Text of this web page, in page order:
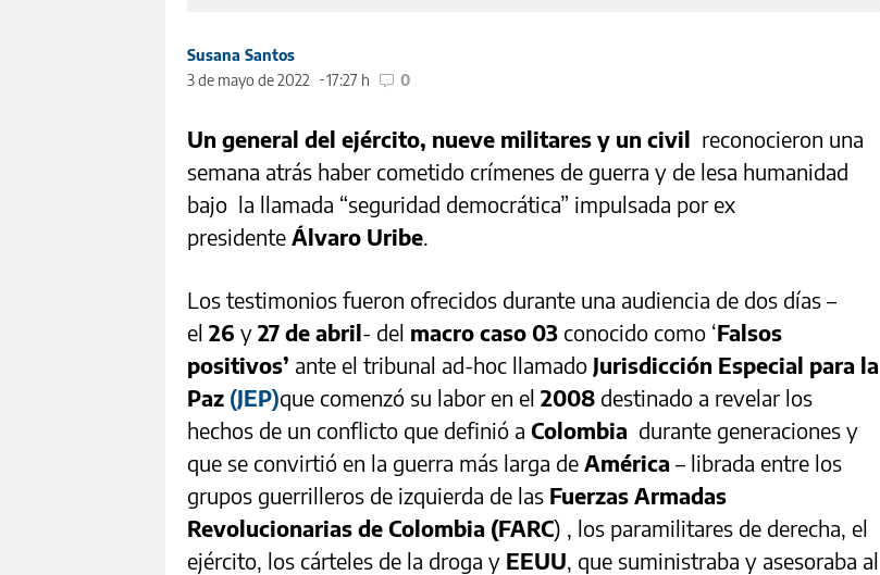
Susana Santos
3 de mayo de 2022
17:27 h 0
Un general del ejército, nueve militares y un civil reconocieron una
semana atrás haber cometido crímenes de guerra y de lesa humanidad
bajo la llamada “seguridad democrática” impulsada por ex
presidente Álvaro Uribe.
Los testimonios fueron ofrecidos durante una audiencia de dos días –
el 26 y 27 de abril- del macro caso 03 conocido como ‘Falsos
positivos’ ante el tribunal ad-hoc llamado Jurisdicción Especial para la
Paz (JEP)que comenzó su labor en el 2008 destinado a revelar los
hechos de un conflicto que definió a Colombia durante generaciones y
que se convirtió en la guerra más larga de América – librada entre los
grupos guerrilleros de izquierda de las Fuerzas Armadas
Revolucionarias de Colombia (FARC) , los paramilitares de derecha, el
ejército, los cárteles de la droga y EEUU, que suministraba y asesoraba al